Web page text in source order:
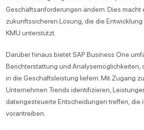
Geschäftsanforderungen ändern. Dies macht
zukunftssicheren Lösung, die die
KMU unterstützt.
Darüber hinaus bietet SAP Business One
Berichterstattung und Analysemöglichkeiten,
in die Geschäftsleistung liefern. Mit Zugang
Unternehmen Trends identifizieren,
datengesteuerte Entscheidungen treffen, die
vorantreiben.